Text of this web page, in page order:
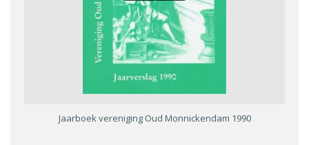
Jaarboek vereniging Oud Monnickendam 1990